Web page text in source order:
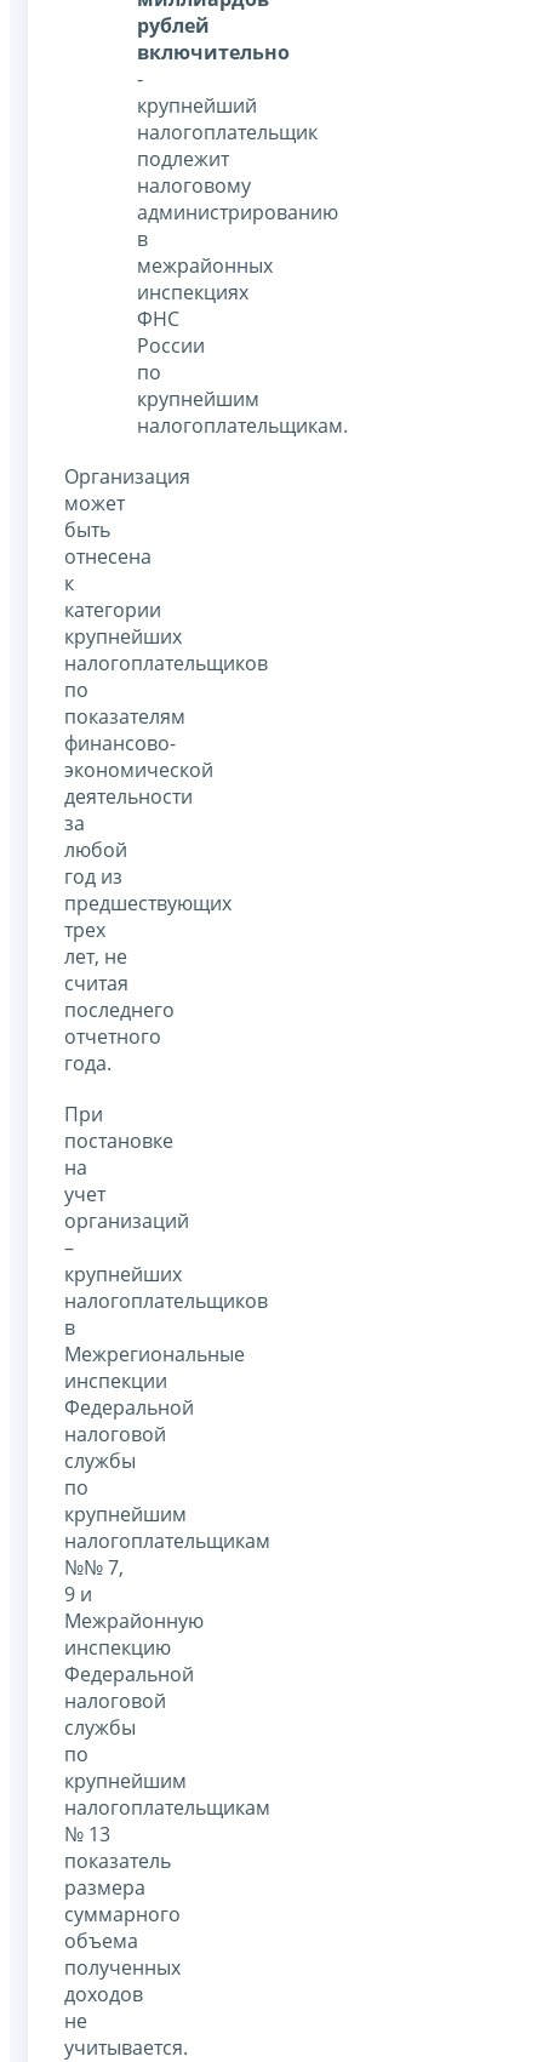
рублей
включительно
-
крупнейший
налогоплательщик
подлежит
налоговому
администрированию
в
межрайонных
инспекциях
ФНС
России
по
крупнейшим
налогоплательщикам.
Организация
может
быть
отнесена
к
категории
крупнейших
налогоплательщиков
по
показателям
финансово-
экономической
деятельности
за
любой
год из
предшествующих
трех
лет, не
считая
последнего
отчетного
года.
При
постановке
на
учет
организаций
–
крупнейших
налогоплательщиков
в
Межрегиональные
инспекции
Федеральной
налоговой
службы
по
крупнейшим
налогоплательщикам
№№ 7,
9 и
Межрайонную
инспекцию
Федеральной
налоговой
службы
по
крупнейшим
налогоплательщикам
№ 13
показатель
размера
суммарного
объема
полученных
доходов
не
учитывается.